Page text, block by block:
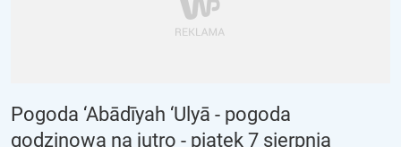
Pogoda ‘Abādīyah ‘Ulyā - pogoda
godzinowa na jutro - piątek 7 sierpnia